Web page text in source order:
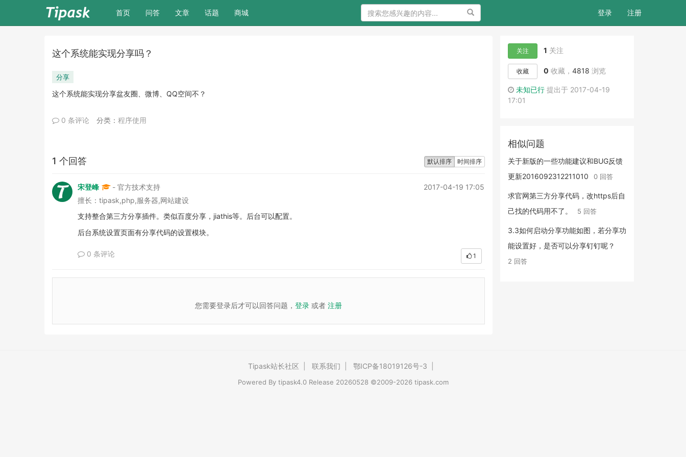
首页(current)
问答 文章 话题 商城 搜索 登录 注册
这个系统能实现分享吗？
分享
这个系统能实现分享盆友圈、微博、QQ空间不？
0 条评论 分类： 程序使用
默认排序 时间排序
1 个回答
宋登峰 - 官方技术支持
2017-04-19 17:05
擅长：tipask,php,服务器,网站建设
支持整合第三方分享插件。类似百度分享，jiathis等。后台可以配置。
后台系统设置页面有分享代码的设置模块。
0 条评论 1
您需要登录后才可以回答问题， 登录或者 注册
关注 1 关注
收藏 0 收藏， 4818 浏览
未知已行提出于 2017-04-19
17:01
相似问题
关于新版的一些功能建议和BUG反馈
更新2016092312211010
0 回答
求官网第三方分享代码，改https后自
己找的代码用不了。
5 回答
3.3如何启动分享功能如图，若分享功
能设置好，是否可以分享钉钉呢？
2 回答
Tipask站长社区 联系我们 鄂ICP备18019126号-3
Powered By tipask4.0Release 20260528 ©2009-2026 tipask.com